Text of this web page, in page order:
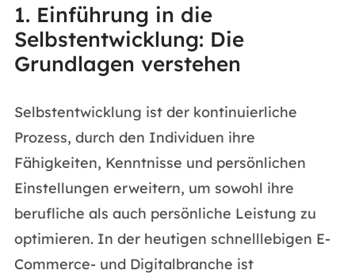
1. Einführung in die
Selbstentwicklung: Die
Grundlagen verstehen
Selbstentwicklung ist der kontinuierliche
Prozess, durch den Individuen ihre
Fähigkeiten, Kenntnisse und persönlichen
Einstellungen erweitern, um sowohl ihre
berufliche als auch persönliche Leistung zu
optimieren. In der heutigen schnelllebigen E-
Commerce- und Digitalbranche ist